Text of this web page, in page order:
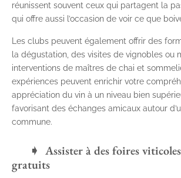
réunissent souvent ceux qui partagent la
qui offre aussi l’occasion de voir ce que
Les clubs peuvent également offrir des
la dégustation, des visites de vignobles ou
interventions de maîtres de chai et
expériences peuvent enrichir votre
appréciation du vin à un niveau bien
favorisant des échanges amicaux autour
commune.
Assister à des foires
gratuits